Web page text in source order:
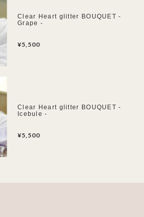
Clear Heart glitter BOUQUET -
Grape -
¥5,500
Clear Heart glitter BOUQUET -
Icebule -
¥5,500